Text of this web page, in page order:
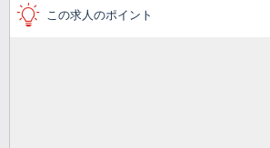
この求人のポイント